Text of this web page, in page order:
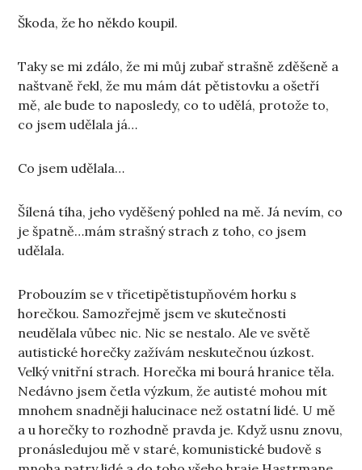
Škoda, že ho někdo koupil.
Taky se mi zdálo, že mi můj zubař strašně zděšeně a
naštvaně řekl, že mu mám dát pětistovku a ošetří
mě, ale bude to naposledy, co to udělá, protože to,
co jsem udělala já…
Co jsem udělala…
Šílená tíha, jeho vyděšený pohled na mě. Já nevím, co
je špatně…mám strašný strach z toho, co jsem
udělala.
Probouzím se v třicetipětistupňovém horku s
horečkou. Samozřejmě jsem ve skutečnosti
neudělala vůbec nic. Nic se nestalo. Ale ve světě
autistické horečky zažívám neskutečnou úzkost.
Velký vnitřní strach. Horečka mi bourá hranice těla.
Nedávno jsem četla výzkum, že autisté mohou mít
mnohem snadněji halucinace než ostatní lidé. U mě
a u horečky to rozhodně pravda je. Když usnu znovu,
pronásledujou mě v staré, komunistické budově s